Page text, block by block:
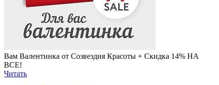
Вам Валентинка от Созвездия Красоты + Скидка 14% НА
ВСЕ!
Читать